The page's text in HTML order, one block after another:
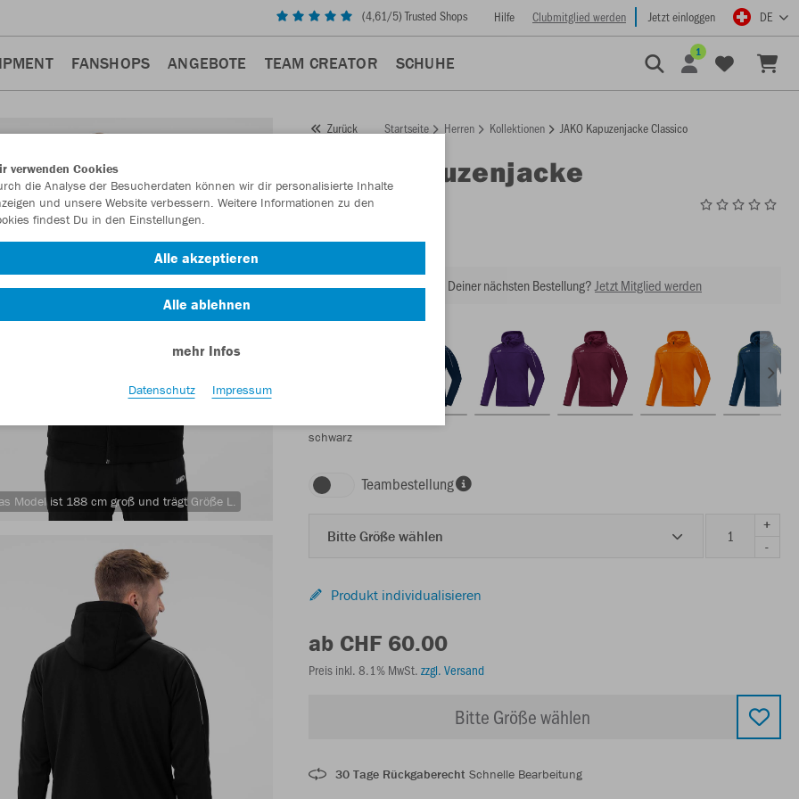
(4,61/5) Trusted Shops Hilfe Clubmitglied werden Jetzt einloggen DE
FANSHOPS ANGEBOTE TEAM CREATOR SCHUHE
1
Model ist 188 cm groß und trägt Größe L.
Zurück Startseite Herren Kollektionen JAKO Kapuzenjacke Classico
Kapuzenjacke
Classico
Lust auf 30% Rabatt bei Deiner nächsten Bestellung? Jetzt Mitglied werden
schwarz
Teambestellung
Bitte Größe wählen
+
-
Produkt individualisieren
ab CHF 60.00
Preis inkl. 8.1% MwSt. zzgl. Versand
Bitte Größe wählen
30 Tage Rückgaberecht Schnelle Bearbeitung
verwenden Cookies
die Analyse der Besucherdaten können wir dir personalisierte Inhalte
und unsere Website verbessern. Weitere Informationen zu den
findest Du in den Einstellungen.
Alle akzeptieren
Alle ablehnen
mehr Infos
Datenschutz Impressum